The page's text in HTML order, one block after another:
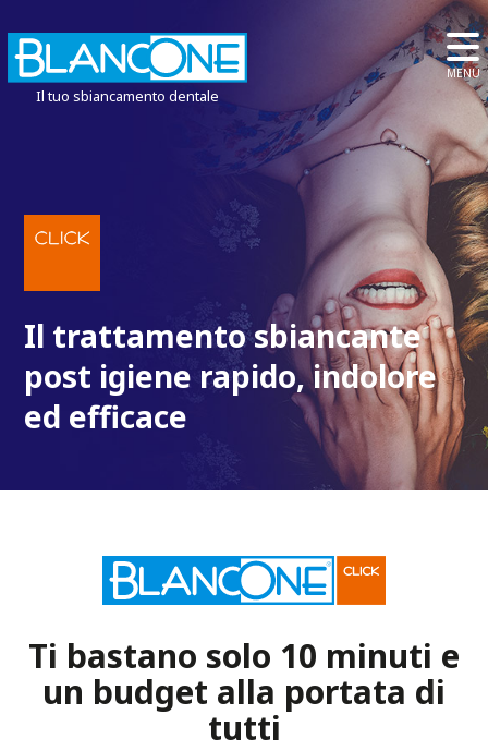
Il tuo sbiancamento dentale
MENU
Il trattamento sbiancante
post igiene rapido, indolore
ed efficace
Ti bastano solo 10 minuti e
un budget alla portata di
tutti